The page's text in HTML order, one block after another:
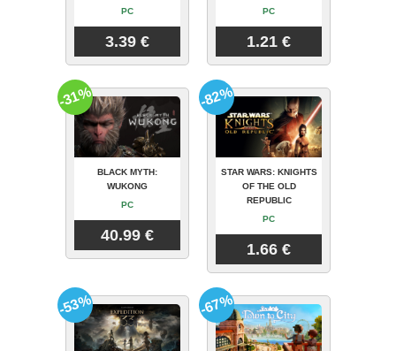
PC
3.39 €
PC
1.21 €
BLACK MYTH:
WUKONG
PC
40.99 €
-31%
STAR WARS: KNIGHTS
OF THE OLD
REPUBLIC
PC
1.66 €
-82%
-53% -67%